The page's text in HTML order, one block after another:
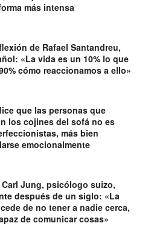
más intensa
de Rafael Santandreu,
«La vida es un 10% lo que
cómo reaccionamos a ello»
que las personas que
los cojines del sofá no es
más bien
emocionalmente
Jung, psicólogo suizo,
después de un siglo: «La
de no tener a nadie cerca,
de comunicar cosas»